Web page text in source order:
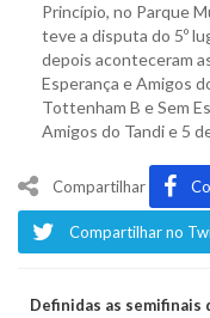
Princípio, no Parque
teve a disputa do 5º
depois aconteceram
Esperança e Amigos
Tottenham B e Sem
Amigos do Tandi e 5
Compartilhar
Compartilhar no
Definidas as semifinais